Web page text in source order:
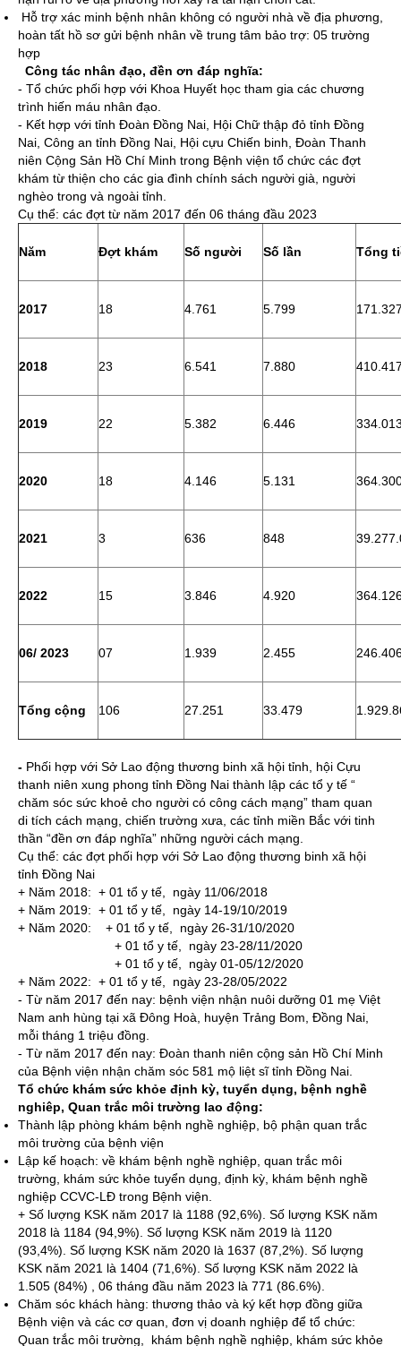
Hỗ trợ xác minh bệnh nhân không có người nhà về địa phương,
hoàn tất hồ sơ gửi bệnh nhân về trung tâm bảo trợ: 05 trường
hợp
Công tác nhân đạo, đền ơn đáp nghĩa:
- Tổ chức phối hợp với Khoa Huyết học tham gia các chương
trình hiến máu nhân đạo.
- Kết hợp với tỉnh Đoàn Đồng Nai, Hội Chữ thập đỏ tỉnh Đồng
Nai, Công an tỉnh Đồng Nai, Hội cựu Chiến binh, Đoàn Thanh
niên Cộng Sản Hồ Chí Minh trong Bệnh viện tổ chức các đợt
khám từ thiện cho các gia đình chính sách người già, người
nghèo trong và ngoài tỉnh.
Cụ thể: các đợt từ năm 2017 đến 06 tháng đầu 2023
Năm Đợt khám Số người Số lần Tổng
2017 18 4.761 5.799
2018 23 6.541 7.880
2019 22 5.382 6.446
2020 18 4.146 5.131
2021 3 636 848
2022 15 3.846 4.920
06/ 2023 07 1.939 2.455
Tổng cộng 106 27.251 33.479
- Phối hợp với Sở Lao động thương binh xã hội tỉnh, hội Cựu
thanh niên xung phong tỉnh Đồng Nai thành lập các tổ y tế “
chăm sóc sức khoẻ cho người có công cách mạng” tham quan
di tích cách mạng, chiến trường xưa, các tỉnh miền Bắc với tinh
thần “đền ơn đáp nghĩa” những người cách mạng.
Cụ thể: các đợt phối hợp với Sở Lao động thương binh xã hội
tỉnh Đồng Nai
+ Năm 2018: + 01 tổ y tế, ngày 11/06/2018
+ Năm 2019: + 01 tổ y tế, ngày 14-19/10/2019
+ Năm 2020: + 01 tổ y tế, ngày 26-31/10/2020
+ 01 tổ y tế, ngày 23-28/11/2020
+ 01 tổ y tế, ngày 01-05/12/2020
+ Năm 2022: + 01 tổ y tế, ngày 23-28/05/2022
- Từ năm 2017 đến nay: bệnh viện nhận nuôi dưỡng 01 mẹ Việt
Nam anh hùng tại xã Đông Hoà, huyện Trảng Bom, Đồng Nai,
mỗi tháng 1 triệu đồng.
- Từ năm 2017 đến nay: Đoàn thanh niên cộng sản Hồ Chí Minh
của Bệnh viện nhận chăm sóc 581 mộ liệt sĩ tỉnh Đồng Nai.
Tổ chức khám sức khỏe định kỳ, tuyển dụng, bệnh nghề
nghiêp, Quan trắc môi trường lao động:
Thành lập phòng khám bệnh nghề nghiệp, bộ phận quan trắc
môi trường của bệnh viện
Lập kế hoạch: về khám bệnh nghề nghiệp, quan trắc môi
trường, khám sức khỏe tuyển dụng, định kỳ, khám bệnh nghề
nghiệp CCVC-LĐ trong Bệnh viện.
+ Số lượng KSK năm 2017 là 1188 (92,6%). Số lượng KSK năm
2018 là 1184 (94,9%). Số lượng KSK năm 2019 là 1120
(93,4%). Số lượng KSK năm 2020 là 1637 (87,2%). Số lượng
KSK năm 2021 là 1404 (71,6%). Số lượng KSK năm 2022 là
1.505 (84%) , 06 tháng đầu năm 2023 là 771 (86.6%).
Chăm sóc khách hàng: thương thảo và ký kết hợp đồng giữa
Bệnh viện và các cơ quan, đơn vị doanh nghiệp để tổ chức:
Quan trắc môi trường, khám bệnh nghề nghiệp, khám sức khỏe